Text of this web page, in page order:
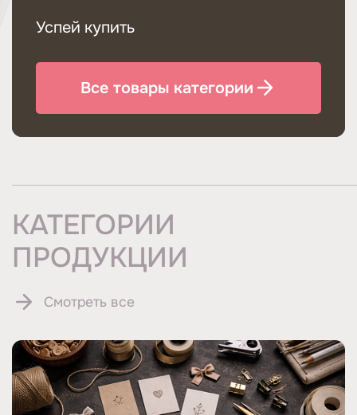
Успей купить
Все товары категории
КАТЕГОРИИ
ПРОДУКЦИИ
Смотреть все